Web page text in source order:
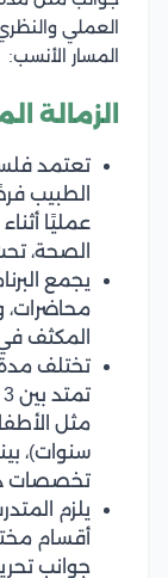
العملي
المسار الأنسب:
الزمالة
تعتمد
الطبيب
عمليًا
الصحة،
يجمع
محاضرات،
المكثف
تختلف
تخصصات
يلزم
أقسام
جوانب